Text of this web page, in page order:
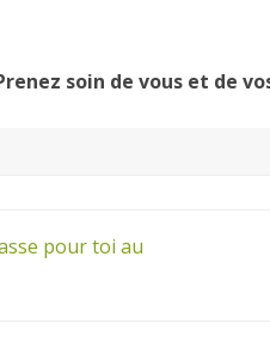
soin de vous et de
pour toi au